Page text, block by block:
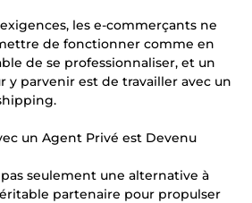
les e-commerçants ne
de fonctionner comme en
de se professionnaliser, et un
y parvenir est de travailler avec un
un Agent Privé est Devenu
seulement une alternative à
partenaire pour propulser